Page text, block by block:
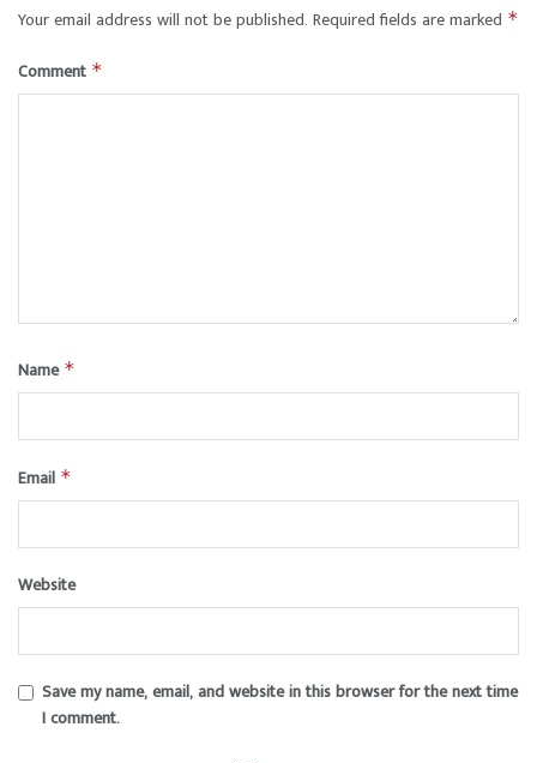
Your email address will not be published. Required fields are marked *
Comment *
Name *
Email *
Website
Save my name, email, and website in this browser for the next time
I comment.